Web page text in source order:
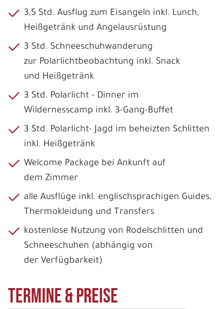
3,5 Std. Ausflug zum Eisangeln inkl. Lunch,
Heißgetränk und Angelausrüstung
3 Std. Schneeschuhwanderung
zur Polarlichtbeobachtung inkl. Snack
und Heißgetränk
3 Std. Polarlicht - Dinner im
Wildernesscamp inkl. 3-Gang-Buffet
3 Std. Polarlicht- Jagd im beheizten Schlitten
inkl. Heißgetränk
Welcome Package bei Ankunft auf
dem Zimmer
alle Ausflüge inkl. englischsprachigen Guides,
Thermokleidung und Transfers
kostenlose Nutzung von Rodelschlitten und
Schneeschuhen (abhängig von
der Verfügbarkeit)
Termine & Preise